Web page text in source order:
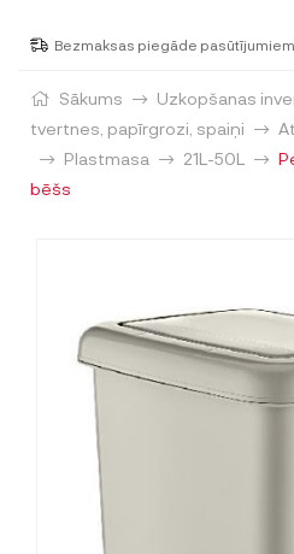
Bezmaksas piegāde
Sākums Uzkopšanas
tvertnes, papīrgrozi, spaiņi
Plastmasa
21L-50L
bēšs